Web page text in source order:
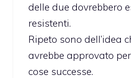
delle due dovrebbero
resistenti.
Ripeto sono dell’idea
avrebbe approvato
cose successe.